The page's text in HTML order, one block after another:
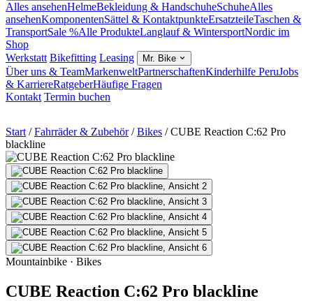
Alles ansehenHelmeBekleidung & HandschuheSchuheAlles
ansehenKomponentenSättel & KontaktpunkteErsatzteileTaschen &
TransportSale %Alle ProdukteLanglauf & WintersportNordic im
Shop
Werkstatt Bikefitting Leasing Mr. Bike
Über uns & TeamMarkenweltPartnerschaftenKinderhilfe PeruJobs
& KarriereRatgeberHäufige Fragen
Kontakt Termin buchen
Start / Fahrräder & Zubehör / Bikes /CUBE Reaction C:62 Pro
blackline
Mountainbike · Bikes
CUBE Reaction C:62 Pro blackline